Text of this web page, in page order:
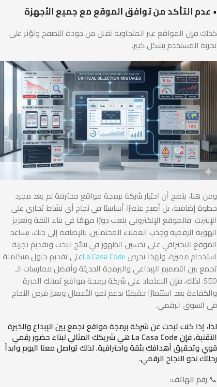
• عدم التأكد من توافق الموقع مع جميع الأجهزة
كذلك فإن المواقع غير المتجاوبة تقلل من جودة التصفح وتؤثر على
تجربة المستخدم بشكل كبير.
ومن هنا، يتضح أن اختيار شركة برمجة مواقع محترفة لم يعد مجرد
خطوة إضافية، بل أصبح عنصرًا أساسيًا في نجاح أي نشاط تجاري على
الإنترنت. فالموقع الإلكتروني يلعب دورًا مهمًا في بناء الثقة وتعزيز
الهوية الرقمية وجذب العملاء المحتملين. بالإضافة إلى ذلك، يساعد
الموقع الاحترافي على تحسين الظهور في نتائج البحث وتقديم تجربة
استخدام مميزة. ولهذا تحرصLa Casa Codeعلى تقديم حلول متكاملة
تجمع بين التصميم الإبداعي والبرمجة الحديثة وأفضل ممارسات الـ
SEO. لذلك، فإن الاعتماد على شركة برمجة مواقع تمتلك الخبرة
والكفاءة يعد استثمارًا حقيقيًا يدعم نمو الأعمال ويعزز فرص النجاح
في السوق الرقمي.
لذا، إذا كنت تبحث عن شركة برمجة مواقع تجمع بين الإبداع والخبرة
التقنية، فإن La Casa Code هي شريكك المثالي لبناء حضور رقمي
قوي وتحقيق أهدافك بثقة واحترافية. لذلك تواصل معنا اليوم وابدأ
رحلتك نحو النجاح الرقمي.
📞 رقم الهاتف: